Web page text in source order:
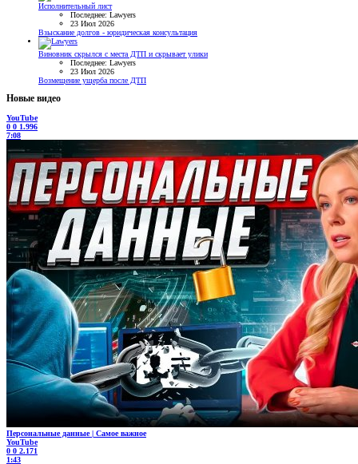
Исполнительный лист
Последнее: Lawyers
23 Июл 2026
Взыскание долгов - юридическая консультация
Виновник скрылся с места ДТП и скрывает улики
Последнее: Lawyers
23 Июл 2026
Возмещение ущерба после ДТП
Новые видео
YouTube
0 0 1.996
7:08
Персональные данные | Самое важное
YouTube
0 0 2.171
1:43